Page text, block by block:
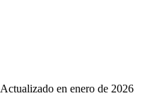
Actualizado en enero de 2026